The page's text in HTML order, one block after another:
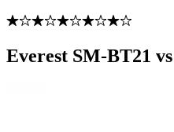
Everest SM-BT21